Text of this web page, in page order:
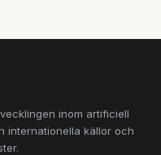
inom artificiell
internationella källor och